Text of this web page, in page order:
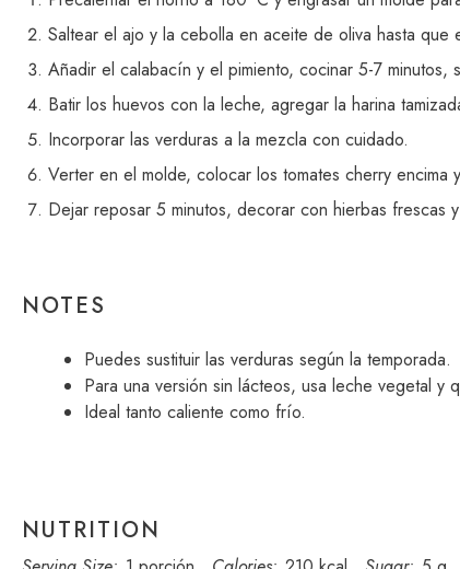
Saltear el ajo y la cebolla en aceite de oliva hasta que
Añadir el calabacín y el pimiento, cocinar 5-7 minutos,
Batir los huevos con la leche, agregar la harina
Incorporar las verduras a la mezcla con cuidado.
Verter en el molde, colocar los tomates cherry encima
Dejar reposar 5 minutos, decorar con hierbas frescas
NOTES
Puedes sustituir las verduras según la temporada.
Para una versión sin lácteos, usa leche vegetal y
Ideal tanto caliente como frío.
NUTRITION